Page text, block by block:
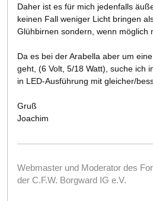
Daher ist es für mich jedenfalls
keinen Fall weniger Licht bringen
Glühbirnen sondern, wenn möglich
Da es bei der Arabella aber um
geht, (6 Volt, 5/18 Watt), suche ich
in LED-Ausführung mit gleicher/
Gruß
Joachim
Webmaster und Moderator des
der C.F.W. Borgward IG e.V.